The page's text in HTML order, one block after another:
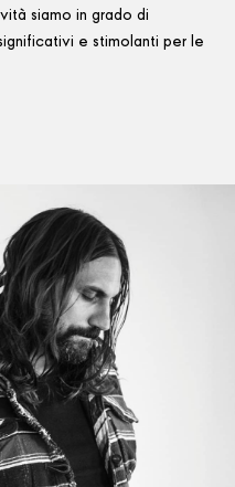
siamo in grado di
e stimolanti per le